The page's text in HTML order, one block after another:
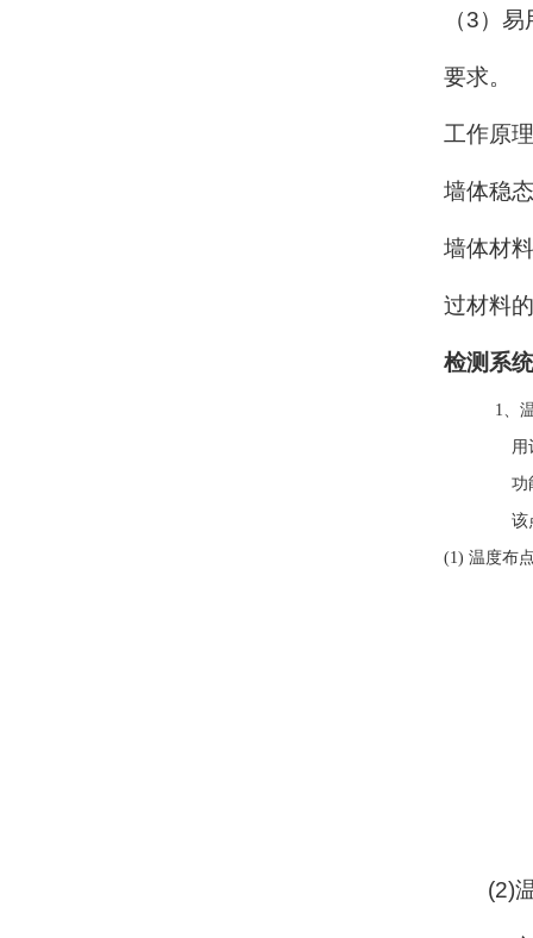
（3）易
要求。
工作原
墙体稳
墙体材
过材料
检测系
1、
用
功
该
(1) 温度布
(2)